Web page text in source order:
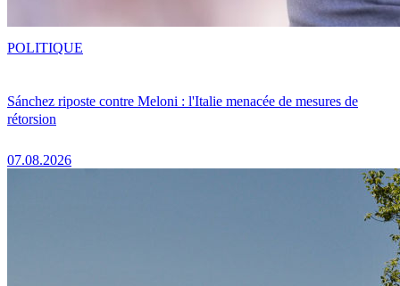
Sánchez riposte contre Meloni : l'Italie menacée de mesures de
rétorsion
07.08.2026
POLITIQUE